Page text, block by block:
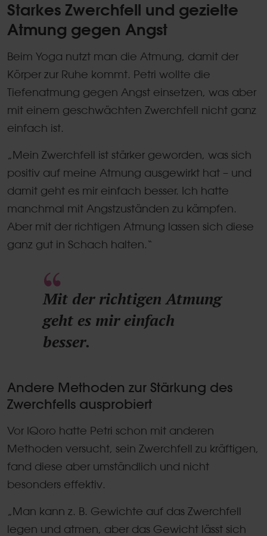
Starkes Zwerchfell und gezielte
Atmung gegen Angst
Beim Yoga nutzt man die Atmung, damit der
Körper zur Ruhe kommt. Petri wollte die
Tiefenatmung gegen Angst einsetzen, was aber
mit einem geschwächten Zwerchfell nicht ganz
einfach ist.
„Mein Zwerchfell ist stärker geworden, was sich
positiv auf meine Atmung ausgewirkt hat – und
damit geht es mir einfach besser. Ich hatte
manchmal mit Angstzuständen zu kämpfen.
Aber mit der richtigen Atmung lassen sich diese
ganz gut in Schach halten.“
Mit der richtigen Atmung
geht es mir einfach
besser.
Andere Methoden zur Stärkung des
Zwerchfells ausprobiert
Vor IQoro hatte Petri schon mit anderen
Methoden versucht, sein Zwerchfell zu kräftigen,
fand diese aber umständlich und nicht
besonders effektiv.
„Man kann z. B. Gewichte auf das Zwerchfell
legen und atmen, aber das Gewicht lässt sich